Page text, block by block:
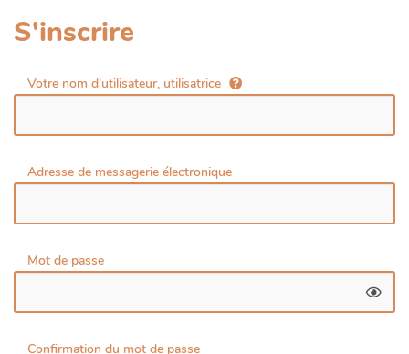
S'inscrire
Votre nom d'utilisateur, utilisatrice
Adresse de messagerie électronique
Mot de passe
Confirmation du mot de passe